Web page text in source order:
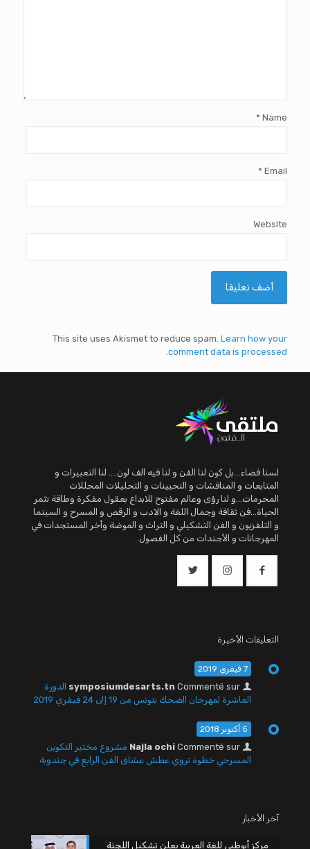
Name
*
Email
*
Website
This site uses Akismet to reduce spam. Learn how your
comment data is processed.
لسنا فضاء...بل كون لنا الفن و لنا فيه الف لون.... لنا التعبيرات و
المتابعات و المناقشات و التحيينات و التحليلات المحللات
المحرمات...و لنا رؤى وعالم مفتوح للابداع بعقول مفكرة وطاقة تثمر
الحياة...فن ثقافة وجمال اللغة و الادب و الرقص و المسرح و السينما
و التلفزيون و الفن التشكيلي و التراث و الموضة وأخر المستجدات في
المهرجانات و الأجندات من كل الفصول.
التعليقات الأخيرة
7 فيفري 2019
symposiumdesarts.tn Commenté sur
الدورة
العاشرة لمهرجان الضحك بتونس من 19 إلى 24 فيفري 2019
5 أكتوبر 2018
Najla ochi Commenté sur
مشروع مختبر التكوين
المسرحي خطوة تروي عطش عشاق الفن الرابع في جندوبة
آخر الأخبار
مركز أبوظبي للغة العربية يعلن تشكيل اللجنة